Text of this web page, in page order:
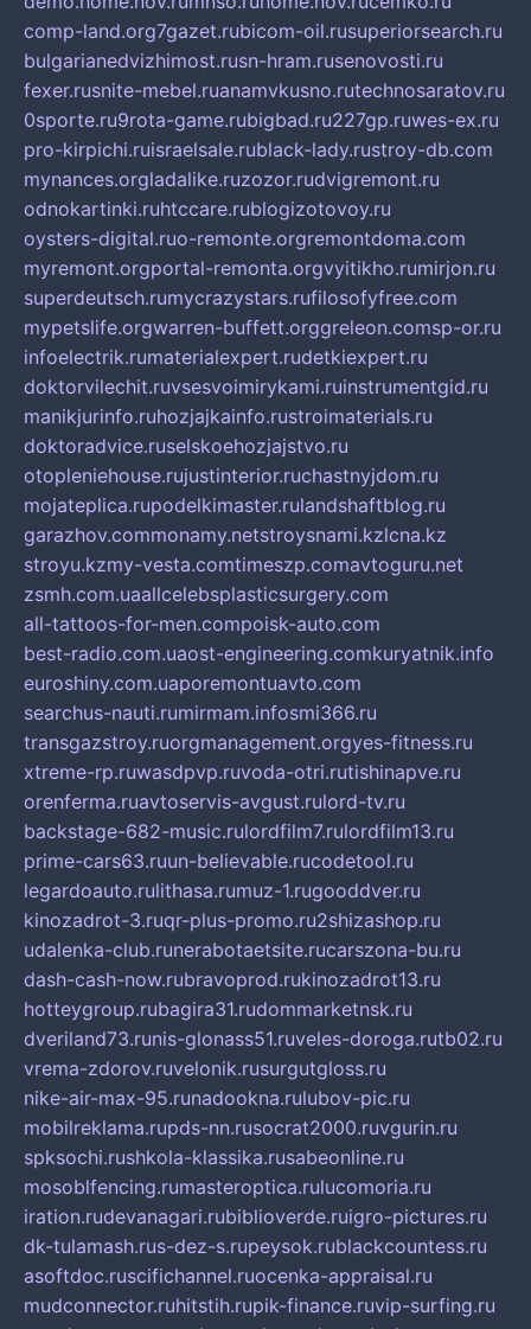
comp-land.org7gazet.rubicom-oil.rusuperiorsearch.ru
bulgarianedvizhimost.rusn-hram.rusenovosti.ru
fexer.rusnite-mebel.ruanamvkusno.rutechnosaratov.ru
0sporte.ru9rota-game.rubigbad.ru227gp.ruwes-ex.ru
pro-kirpichi.ruisraelsale.rublack-lady.rustroy-db.com
mynances.orgladalike.ruzozor.rudvigremont.ru
odnokartinki.ruhtccare.rublogizotovoy.ru
oysters-digital.ruo-remonte.orgremontdoma.com
myremont.orgportal-remonta.orgvyitikho.rumirjon.ru
superdeutsch.rumycrazystars.rufilosofyfree.com
mypetslife.orgwarren-buffett.orggreleon.comsp-or.ru
infoelectrik.rumaterialexpert.rudetkiexpert.ru
doktorvilechit.ruvsesvoimirykami.ruinstrumentgid.ru
manikjurinfo.ruhozjajkainfo.rustroimaterials.ru
doktoradvice.ruselskoehozjajstvo.ru
otopleniehouse.rujustinterior.ruchastnyjdom.ru
mojateplica.rupodelkimaster.rulandshaftblog.ru
garazhov.commonamy.netstroysnami.kzlcna.kz
stroyu.kzmy-vesta.comtimeszp.comavtoguru.net
zsmh.com.uaallcelebsplasticsurgery.com
all-tattoos-for-men.compoisk-auto.com
best-radio.com.uaost-engineering.comkuryatnik.info
euroshiny.com.uaporemontuavto.com
searchus-nauti.rumirmam.infosmi366.ru
transgazstroy.ruorgmanagement.orgyes-fitness.ru
xtreme-rp.ruwasdpvp.ruvoda-otri.rutishinapve.ru
orenferma.ruavtoservis-avgust.rulord-tv.ru
backstage-682-music.rulordfilm7.rulordfilm13.ru
prime-cars63.ruun-believable.rucodetool.ru
legardoauto.rulithasa.rumuz-1.rugooddver.ru
kinozadrot-3.ruqr-plus-promo.ru2shizashop.ru
udalenka-club.runerabotaetsite.rucarszona-bu.ru
dash-cash-now.rubravoprod.rukinozadrot13.ru
hotteygroup.rubagira31.rudommarketnsk.ru
dveriland73.runis-glonass51.ruveles-doroga.rutb02.ru
vrema-zdorov.ruvelonik.rusurgutgloss.ru
nike-air-max-95.runadookna.rulubov-pic.ru
mobilreklama.rupds-nn.rusocrat2000.ruvgurin.ru
spksochi.rushkola-klassika.rusabeonline.ru
mosoblfencing.rumasteroptica.rulucomoria.ru
iration.rudevanagari.rubiblioverde.ruigro-pictures.ru
dk-tulamash.rus-dez-s.rupeysok.rublackcountess.ru
asoftdoc.ruscifichannel.ruocenka-appraisal.ru
mudconnector.ruhitstih.rupik-finance.ruvip-surfing.ru